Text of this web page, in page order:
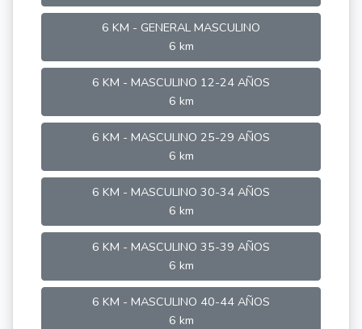
6 KM - GENERAL MASCULINO
6 km
6 KM - MASCULINO 12-24 AÑOS
6 km
6 KM - MASCULINO 25-29 AÑOS
6 km
6 KM - MASCULINO 30-34 AÑOS
6 km
6 KM - MASCULINO 35-39 AÑOS
6 km
6 KM - MASCULINO 40-44 AÑOS
6 km